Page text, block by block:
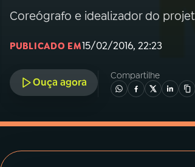
03PROGRAMAÇÃO
05PODCASTS
Coreógrafo e idealizador do
PUBLICADO EM15/02/2016, 22:23
Ouça agora
Compartilhe